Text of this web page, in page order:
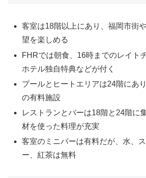
客室は18階以上にあり、福岡市街
望を楽しめる
FHRでは朝食、16時までのレイト
ホテル独自特典などが付く
プールとヒートエリアは24階にあ
の有料施設
レストランとバーは18階と24階に
材を使った料理が充実
客室のミニバーは有料だが、水、
ー、紅茶は無料